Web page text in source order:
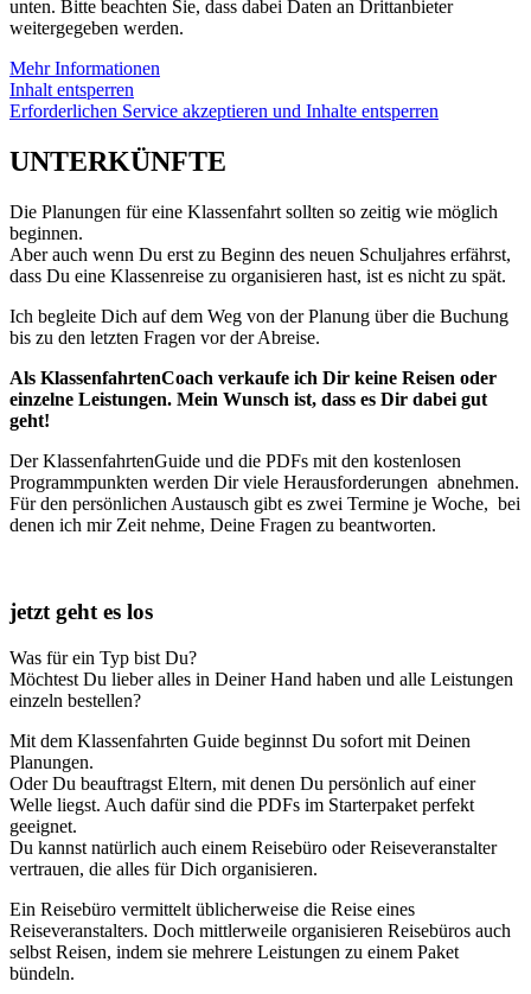
unten. Bitte beachten Sie, dass dabei Daten an Drittanbieter
weitergegeben werden.
Mehr Informationen
Inhalt entsperren
Erforderlichen Service akzeptieren und Inhalte entsperren
UNTERKÜNFTE
Die Planungen für eine Klassenfahrt sollten so zeitig wie möglich
beginnen.
Aber auch wenn Du erst zu Beginn des neuen Schuljahres erfährst,
dass Du eine Klassenreise zu organisieren hast, ist es nicht zu spät.
Ich begleite Dich auf dem Weg von der Planung über die Buchung
bis zu den letzten Fragen vor der Abreise.
Als KlassenfahrtenCoach verkaufe ich Dir keine Reisen oder
einzelne Leistungen. Mein Wunsch ist, dass es Dir dabei gut
geht!
Der KlassenfahrtenGuide und die PDFs mit den kostenlosen
Programmpunkten werden Dir viele Herausforderungen abnehmen.
Für den persönlichen Austausch gibt es zwei Termine je Woche, bei
denen ich mir Zeit nehme, Deine Fragen zu beantworten.
jetzt geht es los
Was für ein Typ bist Du?
Möchtest Du lieber alles in Deiner Hand haben und alle Leistungen
einzeln bestellen?
Mit dem Klassenfahrten Guide beginnst Du sofort mit Deinen
Planungen.
Oder Du beauftragst Eltern, mit denen Du persönlich auf einer
Welle liegst. Auch dafür sind die PDFs im Starterpaket perfekt
geeignet.
Du kannst natürlich auch einem Reisebüro oder Reiseveranstalter
vertrauen, die alles für Dich organisieren.
Ein Reisebüro vermittelt üblicherweise die Reise eines
Reiseveranstalters. Doch mittlerweile organisieren Reisebüros auch
selbst Reisen, indem sie mehrere Leistungen zu einem Paket
bündeln.